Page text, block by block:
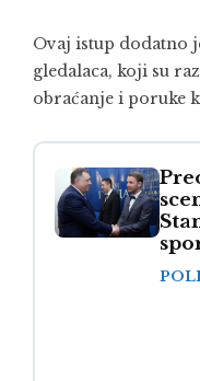
Ovaj istup dodatno
gledalaca, koji su
obraćanje i poruke